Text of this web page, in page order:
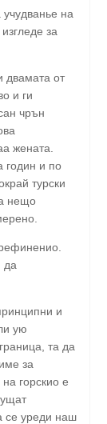
на
за
двамата от
и ги
чрън
жената.
годин и по
турски
нещо
да
и
ую
та да
за
горскио е
се уреди наш